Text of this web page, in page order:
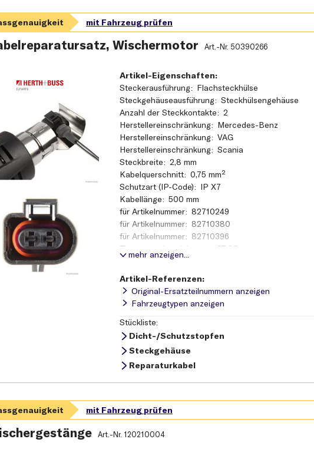
Wischermotor Art.-Nr. 50390266
Artikel-Eigenschaften:
Steckerausführung Flachsteckhülse
Steckgehäuseausführung Steckhülsengehäuse
Anzahl der Steckkontakte 2
Herstellereinschränkung Mercedes-Benz
Herstellereinschränkung VAG
Herstellereinschränkung Scania
Steckbreite 2,8 mm
Kabelquerschnitt 0,75 mm²
Schutzart (IP-Code) IP X7
Kabellänge 500 mm
für Artikelnummer 82710249
für Artikelnummer 82710380
für Artikelnummer 82710396
Temperaturbereich von
-25 °C
Temperaturbereich bis
Ergänzungsartikel/Ergänzende Info
Ergänzungsartikel/Ergänzende Info
Ergänzungsartikel/Ergänzende Info 2
Ergänzungsartikel/Ergänzende Info
mehr anzeigen...
Artikel-Referenzen:
Original-Ersatzteilnummern anzeigen
Fahrzeugtypen anzeigen
Stückliste:
Dicht-/Schutzstopfen
Steckgehäuse
Reparaturkabel
Art.-Nr. 120210004